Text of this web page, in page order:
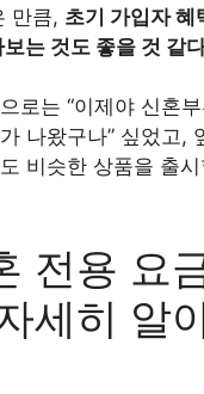
만큼, 초기 가입자 혜
보는 것도 좋을 것 같
로는 “이제야 신혼
나왔구나” 싶었고,
비슷한 상품을 출
전용 요
세히 알